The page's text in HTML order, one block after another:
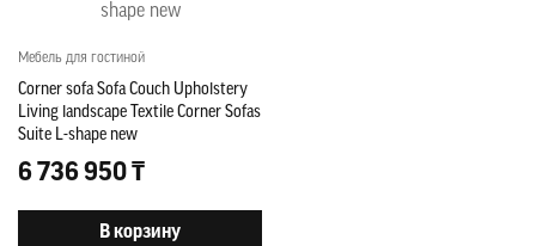
Мебель для гостиной
Corner sofa Sofa Couch Upholstery
Living landscape Textile Corner Sofas
Suite L-shape new
6 736 950 ₸
В корзину